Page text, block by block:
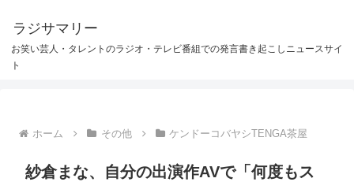
ラジサマリー
お笑い芸人・タレントのラジオ・テレビ番組での発言書き起こしニュースサイ
ト
ホーム その他 ケンドーコバヤシTENGA茶屋
紗倉まな、自分の出演作AVで「何度もス